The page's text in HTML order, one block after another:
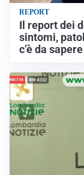
REPORT
Il report dei
sintomi,
c’è da sapere